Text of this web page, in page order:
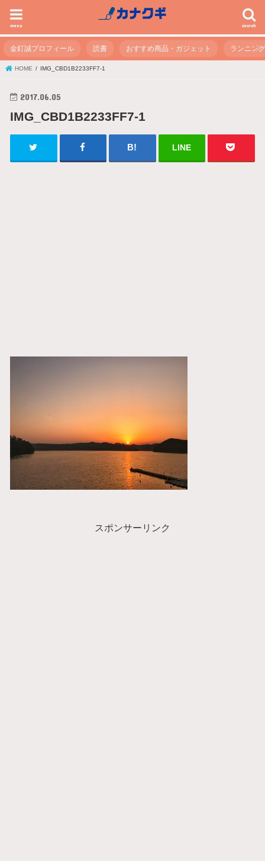
search
menu
金釘誠プロフィール 読書 おすすめ商品・ガジェット ランニング
HOME IMG_CBD1B2233FF7-1
2017.06.05
IMG_CBD1B2233FF7-1
LINE
スポンサーリンク